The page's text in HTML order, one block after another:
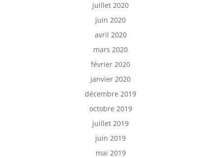
juillet 2020
juin 2020
avril 2020
mars 2020
février 2020
janvier 2020
décembre 2019
octobre 2019
juillet 2019
juin 2019
mai 2019